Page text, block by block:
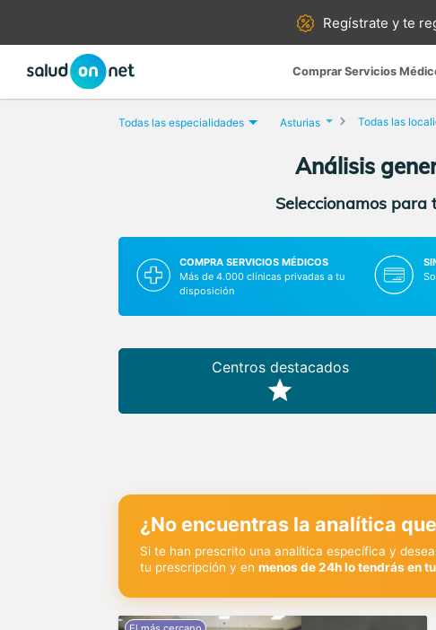
Regístrate yte
Comprar Servicios
Todas las especialidades Asturias Todas las
Análisis
Seleccionamos para
COMPRA SERVICIOS MÉDICOS
Más de 4.000 clínicas privadas a tu
disposición
Centros destacados
¿No encuentras la analítica
Si te han prescrito una analítica específica y
tu prescripción y en menos de 24h lo tendrás en